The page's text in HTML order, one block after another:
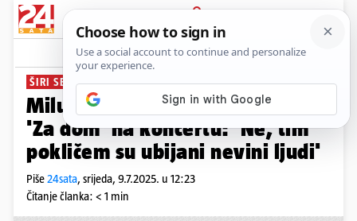
PRIJAVA
News Komentari
ŠIRI SE SNIMKA
Milu Kekina optužili da je vikao
'Za dom' na koncertu: 'Ne, tim
pokličem su ubijani nevini ljudi'
Piše24sata, srijeda, 9.7.2025. u 12:23
Čitanje članka: < 1 min